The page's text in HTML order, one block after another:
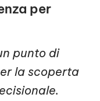
per
punto di
la scoperta